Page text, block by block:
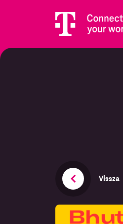
Vissza